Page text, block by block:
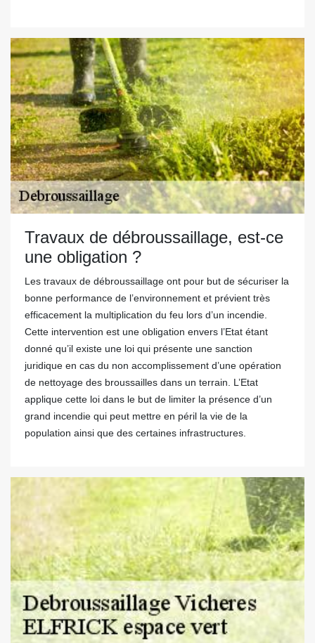
Travaux de débroussaillage, est-ce
une obligation ?
Les travaux de débroussaillage ont pour but de sécuriser la
bonne performance de l’environnement et prévient très
efficacement la multiplication du feu lors d’un incendie.
Cette intervention est une obligation envers l’Etat étant
donné qu’il existe une loi qui présente une sanction
juridique en cas du non accomplissement d’une opération
de nettoyage des broussailles dans un terrain. L’Etat
applique cette loi dans le but de limiter la présence d’un
grand incendie qui peut mettre en péril la vie de la
population ainsi que des certaines infrastructures.